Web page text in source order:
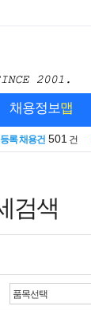
채용정보맵
록 채용건 501 건
검색